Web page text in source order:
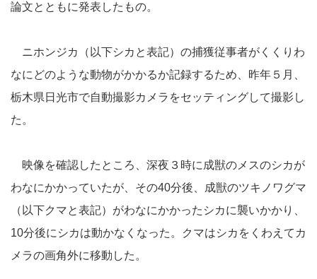
論文とともに発表したもの。
ニホンジカ（以下シカと表記）の捕獲従事者がくくりわ
なにどのような動物がかかるか記録するため、昨年５月、
栃木県日光市で自動撮影カメラをセッティングして撮影し
た。
映像を確認したところ、深夜３時に成獣のメスのシカが
わなにかかっていたが、その40分後、成獣のツキノワグマ
（以下クマと表記）がわなにかかったシカに襲いかかり、
10分後にシカは動かなくなった。クマはシカをくわえてカ
メラの画角外に移動した。